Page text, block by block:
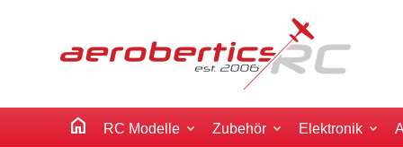
home RC Modelle Zubehör Elektronik